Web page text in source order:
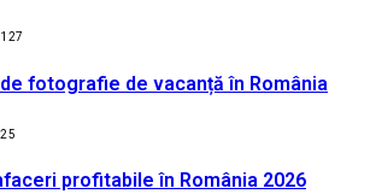
127
fotografie de vacanță în România
profitabile în România 2026